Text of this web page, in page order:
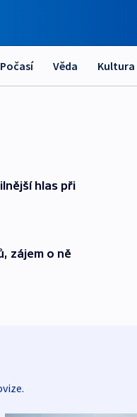
Počasí Věda Kultura
hlas při
zájem o ně